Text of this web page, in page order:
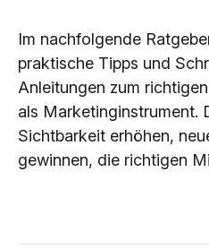
Im nachfolgende
praktische Tipps und
Anleitungen zum
als Marketinginstrument.
Sichtbarkeit erhöhen,
gewinnen, die richtigen